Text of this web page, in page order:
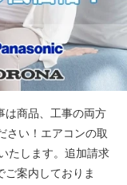
は商品、工事の両方
さい！エアコンの取
たします。追加請求
案内しておりま